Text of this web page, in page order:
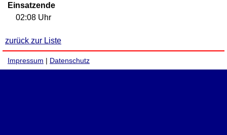
Einsatzende
02:08 Uhr
zurück zur Liste
Impressum | Datenschutz